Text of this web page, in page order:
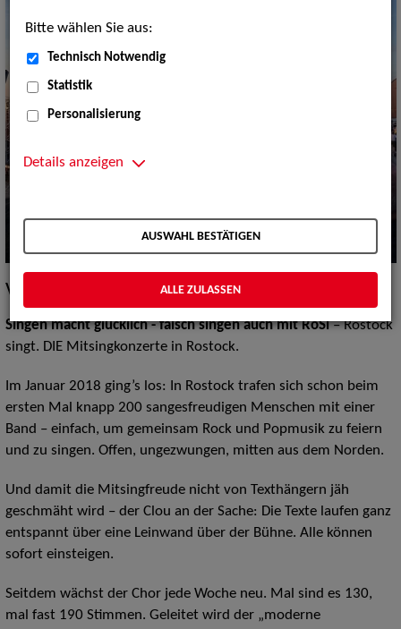
Vita / Credits
Singen macht glücklich - falsch singen auch mit RoSi– Rostock
singt. DIE Mitsingkonzerte in Rostock.
Im Januar 2018 ging’s los: In Rostock trafen sich schon beim
ersten Mal knapp 200 sangesfreudigen Menschen mit einer
Band – einfach, um gemeinsam Rock und Popmusik zu feiern
und zu singen. Offen, ungezwungen, mitten aus dem Norden.
Und damit die Mitsingfreude nicht von Texthängern jäh
geschmäht wird – der Clou an der Sache: Die Texte laufen ganz
entspannt über eine Leinwand über der Bühne. Alle können
sofort einsteigen.
Seitdem wächst der Chor jede Woche neu. Mal sind es 130,
mal fast 190 Stimmen. Geleitet wird der „moderne
Bitte wählen Sie aus:
Technisch Notwendig
Statistik
Personalisierung
Details anzeigen
AUSWAHL BESTÄTIGEN
ALLE ZULASSEN